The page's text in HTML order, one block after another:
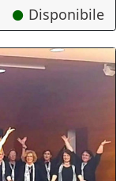
Disponibile